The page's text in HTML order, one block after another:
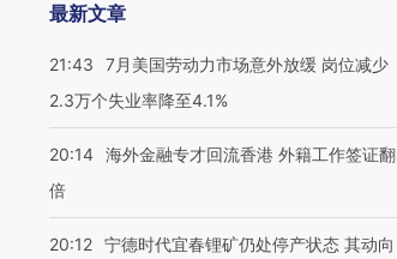
最新文章
21:43
7月美国劳动力市场意外放缓 岗位减少
2.3万个失业率降至4.1%
20:14 海外金融专才回流香港 外籍工作签证翻
倍
20:12 宁德时代宜春锂矿仍处停产状态 其动向